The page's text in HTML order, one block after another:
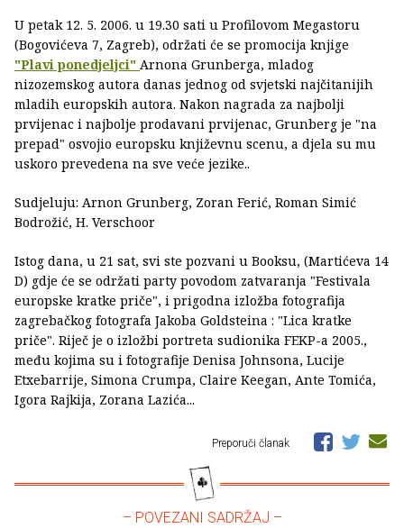
U petak 12. 5. 2006. u 19.30 sati u Profilovom Megastoru
(Bogovićeva 7, Zagreb), održati će se promocija knjige
"Plavi ponedjeljci" Arnona Grunberga, mladog
nizozemskog autora danas jednog od svjetski najčitanijih
mladih europskih autora. Nakon nagrada za najbolji
prvijenac i najbolje prodavani prvijenac, Grunberg je "na
prepad" osvojio europsku književnu scenu, a djela su mu
uskoro prevedena na sve veće jezike..
Sudjeluju: Arnon Grunberg, Zoran Ferić, Roman Simić
Bodrožić, H. Verschoor
Istog dana, u 21 sat, svi ste pozvani u Booksu, (Martićeva 14
D) gdje će se održati party povodom zatvaranja "Festivala
europske kratke priče", i prigodna izložba fotografija
zagrebačkog fotografa Jakoba Goldsteina : "Lica kratke
priče". Riječ je o izložbi portreta sudionika FEKP-a 2005.,
među kojima su i fotografije Denisa Johnsona, Lucije
Etxebarrije, Simona Crumpa, Claire Keegan, Ante Tomića,
Igora Rajkija, Zorana Lazića...
Preporuči članak
– POVEZANI SADRŽAJ –